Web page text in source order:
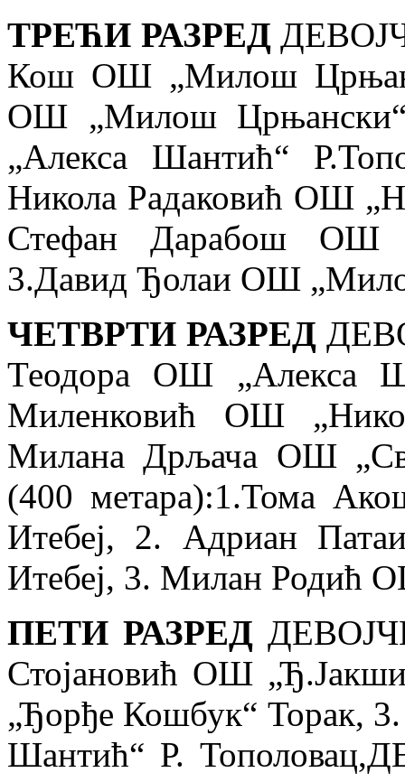
ТРЕЋИ РАЗРЕД
Кош ОШ „Милош
ОШ „Милош
„Алекса Шантић“
Никола Радаковић ОШ
Стефан Дарабош ОШ
3.Давид Ђолаи ОШ
ЧЕТВРТИ РАЗРЕД
Теодора ОШ „Алекса
Миленковић ОШ
Милана Дрљача ОШ
(400 метара):1.Тома
Итебеј, 2. Адриан
Итебеј, 3. Милан Родић
ПЕТИ РАЗРЕД
Стојановић ОШ
„Ђорђе Кошбук“ Торак,
Шантић“ Р.